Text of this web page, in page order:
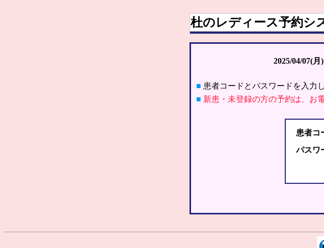
杜のレディース予約シ
2025/04/07(月)
■ 患者コードとパスワードを入力
■ 新患・未登録の方の予約は、お
患者コ
パスワ